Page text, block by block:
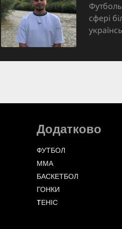
сфері
Додатково
ФУТБОЛ
ММА
БАСКЕТБОЛ
ГОНКИ
TЕНІС